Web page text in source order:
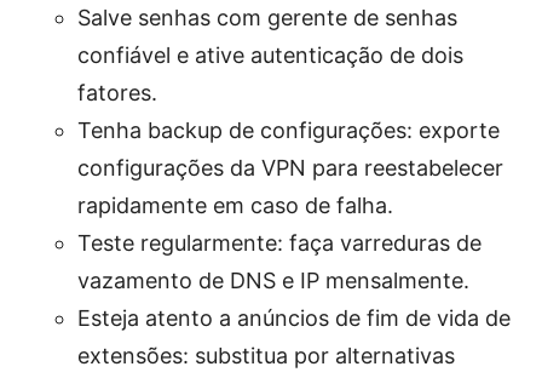
Salve senhas com gerente de senhas
confiável e ative autenticação de dois
fatores.
Tenha backup de configurações: exporte
configurações da VPN para reestabelecer
rapidamente em caso de falha.
Teste regularmente: faça varreduras de
vazamento de DNS e IP mensalmente.
Esteja atento a anúncios de fim de vida de
extensões: substitua por alternativas